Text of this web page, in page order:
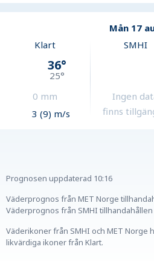
Mån 17
Klart
36°
25°
0 mm
3 (9) m/s
SMHI
Ingen
finns
Prognosen uppdaterad 10:16
Väderprognos från MET Norge
Väderprognos från SMHI tillhandahållen
Väderikoner från SMHI och MET Norge
likvärdiga ikoner från Klart.